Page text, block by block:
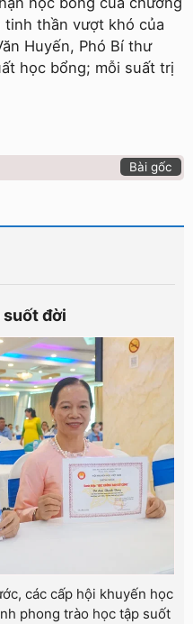
thần vượt khó của
Huyến, Phó Bí thư
học bổng; mỗi suất trị
Bài gốc
suốt đời
các cấp hội khuyến học
phong trào học tập suốt